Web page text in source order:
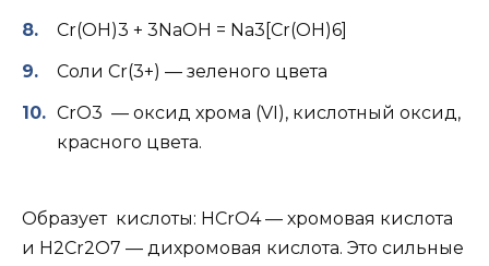
Cr(OH)3 + 3NaOH = Na3[Cr(OH)6]
Соли Cr(3+) — зеленого цвета
СrO3 — оксид хрома (VI), кислотный оксид,
красного цвета.
Образует кислоты: HCrO4 — хромовая кислота
и H2Cr2O7 — дихромовая кислота. Это сильные